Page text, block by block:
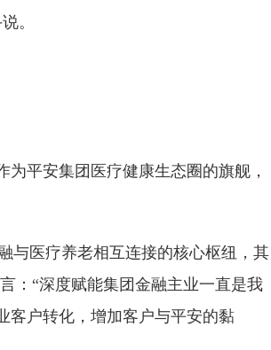
。
平安集团医疗健康生态圈的旗舰，
与医疗养老相互连接的核心枢纽，其
：“深度赋能集团金融主业一直是我
客户转化，增加客户与平安的黏